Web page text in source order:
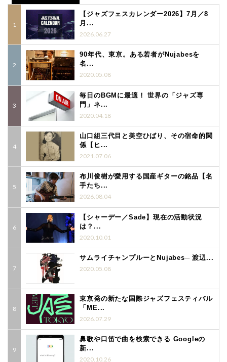
【ジャズフェスカレンダー2026】7月／8
月...
2026.06.27
90年代、東京。ある若者がNujabesを
名...
2020.05.08
毎日のBGMに最適！ 世界の「ジャズ専
門」ネ...
2020.04.18
山口組三代目と美空ひばり、その宿命的関
係【ヒ...
2021.07.06
布川俊樹が愛用する国産ギターの銘品【名
手たち...
2026.08.04
【シャーデー／Sade】現在の活動状況
は？...
2020.10.01
サムライチャンプルーとNujabes─ 渡辺...
2020.05.08
東京発の新たな国際ジャズフェスティバル
「ME...
2026.07.29
鼻歌や口笛で曲を検索できる Googleの
新...
2020.10.26